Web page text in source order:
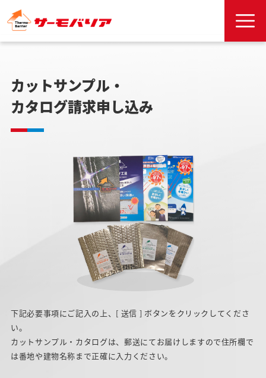
カットサンプル・
カタログ請求申し込み
下記必要事項にご記入の上、[ 送信 ] ボタンをクリックしてくださ
い。
カットサンプル・カタログは、郵送にてお届けしますので住所欄で
は番地や建物名称まで正確に入力ください。